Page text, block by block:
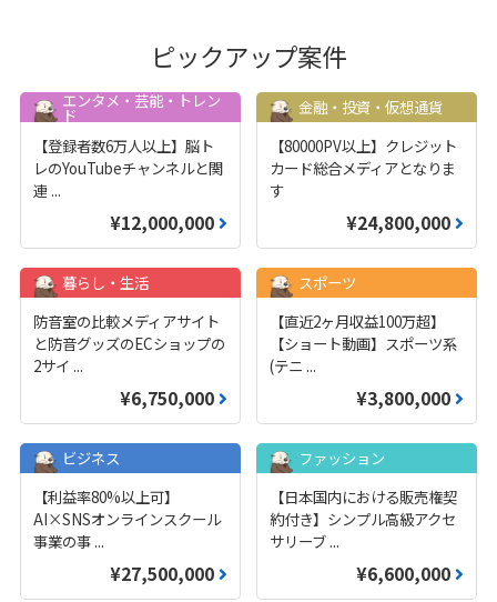
ピックアップ案件
エンタメ・芸能・トレン
ド
【登録者数6万人以上】脳ト
レのYouTubeチャンネルと関
連 ...
¥12,000,000
金融・投資・仮想通貨
【80000PV以上】クレジット
カード総合メディアとなりま
す
¥24,800,000
暮らし・生活
防音室の比較メディアサイト
と防音グッズのECショップの
2サイ ...
¥6,750,000
スポーツ
【直近2ヶ月収益100万超】
【ショート動画】スポーツ系
(テニ ...
¥3,800,000
ビジネス
【利益率80%以上可】
AI×SNSオンラインスクール
事業の事 ...
¥27,500,000
ファッション
【日本国内における販売権契
約付き】シンプル高級アクセ
サリーブ ...
¥6,600,000